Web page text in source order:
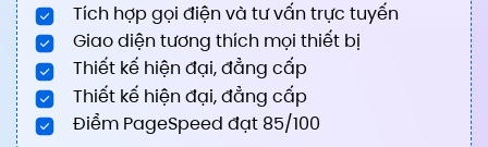
Tích hợp gọi điện và tư vấn trực tuyến
Giao diện tương thích mọi thiết bị
Thiết kế hiện đại, đẳng cấp
Thiết kế hiện đại, đẳng cấp
Điểm PageSpeed đạt 85/100